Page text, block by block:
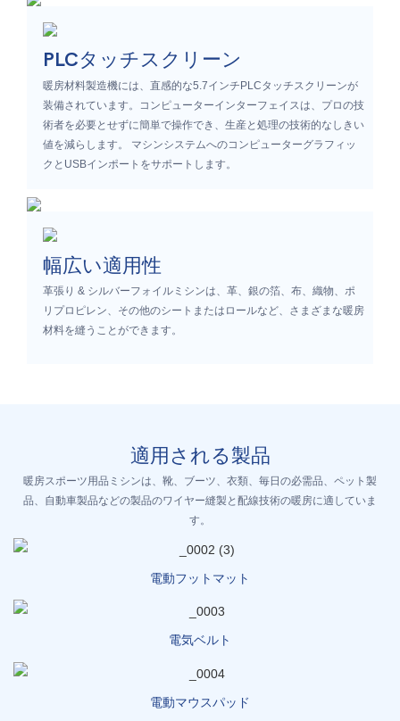
PLCタッチスクリーン
暖房材料製造機には、直感的な5.7インチPLCタッチスクリーンが
装備されています。コンピューターインターフェイスは、プロの技
術者を必要とせずに簡単で操作でき、生産と処理の技術的なしきい
値を減らします。 マシンシステムへのコンピューターグラフィッ
クとUSBインポートをサポートします。
幅広い適用性
革張り & シルバーフォイルミシンは、革、銀の箔、布、織物、ポ
リプロピレン、その他のシートまたはロールなど、さまざまな暖房
材料を縫うことができます。
適用される製品
暖房スポーツ用品ミシンは、靴、ブーツ、衣類、毎日の必需品、ペット製
品、自動車製品などの製品のワイヤー縫製と配線技術の暖房に適していま
す。
電動フットマット
電気ベルト
電動マウスパッド